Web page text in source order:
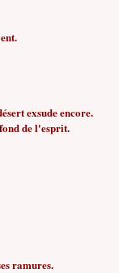
exsude encore.
de l'esprit.
ramures.